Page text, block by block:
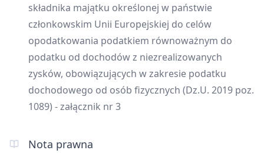
składnika majątku określonej w państwie
członkowskim Unii Europejskiej do celów
opodatkowania podatkiem równoważnym do
podatku od dochodów z niezrealizowanych
zysków, obowiązujących w zakresie podatku
dochodowego od osób fizycznych (Dz.U. 2019 poz.
1089) - załącznik nr 3
Nota prawna